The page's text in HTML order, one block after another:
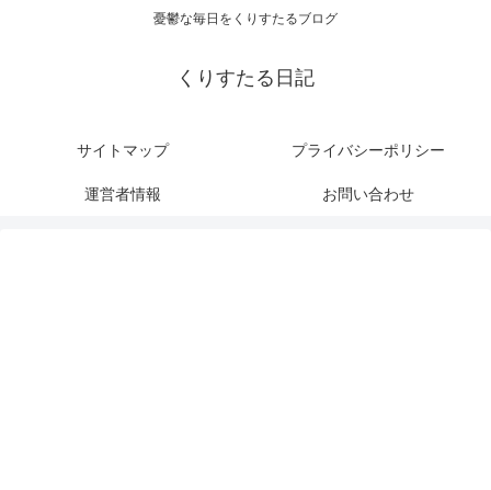
憂鬱な毎日をくりすたるブログ
くりすたる日記
サイトマップ プライバシーポリシー
運営者情報 お問い合わせ